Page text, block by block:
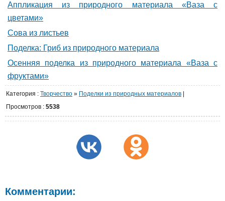
Аппликация из природного материала «Ваза с
цветами»
Сова из листьев
Поделка: Гриб из природного материала
Осенняя поделка из природного материала «Ваза с
фруктами»
Категория : Творчество » Поделки из природных материалов
Просмотров : 5538
Комментарии: